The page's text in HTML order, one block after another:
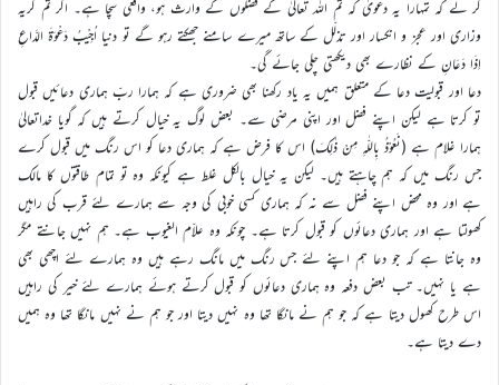
کر لے کہ تمہارا یہ دعویٰ کہ تم اللہ تعالیٰ کے فضلوں کے وارث ہو، واقعی سچا ہے۔ اگر تم گریہ
وزاری اور عجز و انکسار اور تذلّل کے ساتھ میرے سامنے جھکتے رہو گے تو دنیا اُجِیْبُ دَعْوَۃَ الدَّاعِ
اِذَا دَعَانِ کے نظارے بھی دیکھتی چلی جائے گی۔
دعا اور قبولیت دعا کے متعلق ہمیں یہ یاد رکھنا بھی ضروری ہے کہ ہمارا ربّ ہماری دعائیں قبول
تو کرتا ہے لیکن اپنے فضل اور اپنی مرضی سے۔ بعض لوگ یہ خیال کرتے ہیں کہ گویا خداتعالیٰ
ہمارا غلام ہے (نَعُوْذُ بِاللّٰہِ مِنْ ذٰلِکَ) اس کا فرض ہے کہ ہماری دعا کو اس رنگ میں قبول کرے
جس رنگ میں کہ ہم چاہتے ہیں۔ لیکن یہ خیال بالکل غلط ہے کیونکہ وہ تو تمام طاقتوں کا مالک
ہے اور وہ محض اپنے فضل سے نہ کہ ہماری کسی خوبی کی وجہ سے ہمارے لئے قرب کی راہیں
کھولتا ہے اور ہماری دعائوں کو قبول کرتا ہے۔ چونکہ وہ علاّم الغیوب ہے۔ ہم نہیں جانتے مگر
وہ جانتا ہے کہ جو دعا ہم اپنے لئے جس رنگ میں مانگ رہے ہیں وہ ہمارے لئے اچھی بھی
ہے یا نہیں۔ تب بعض دفعہ وہ ہماری دعائوں کو قبول کرتے ہوئے ہمارے لئے خیر کی راہیں
اس طرح کھول دیتا ہے کہ جو ہم نے مانگا تھا وہ نہیں دیتا اور جو ہم نے نہیں مانگا تھا وہ ہمیں
دے دیتا ہے۔